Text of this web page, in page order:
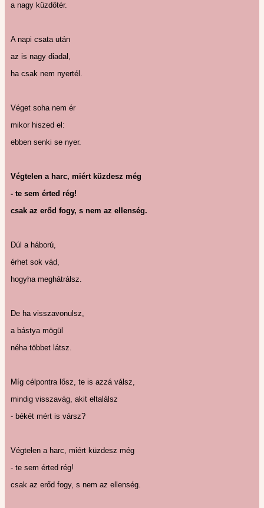
a nagy küzdőtér.
A napi csata után
az is nagy diadal,
ha csak nem nyertél.
Véget soha nem ér
mikor hiszed el:
ebben senki se nyer.
Végtelen a harc, miért küzdesz még
- te sem érted rég!
csak az erőd fogy, s nem az ellenség.
Dúl a háború,
érhet sok vád,
hogyha meghátrálsz.
De ha visszavonulsz,
a bástya mögül
néha többet látsz.
Míg célpontra lősz, te is azzá válsz,
mindig visszavág, akit eltalálsz
- békét mért is vársz?
Végtelen a harc, miért küzdesz még
- te sem érted rég!
csak az erőd fogy, s nem az ellenség.